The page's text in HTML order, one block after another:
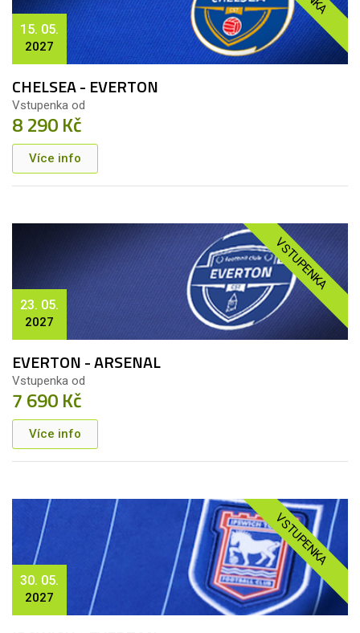
15. 05.
2027
CHELSEA - EVERTON
Vstupenka od
8 290 Kč
Více info
VSTUPENKA
23. 05.
2027
EVERTON - ARSENAL
Vstupenka od
7 690 Kč
Více info
VSTUPENKA
30. 05.
2027